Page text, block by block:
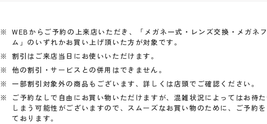
WEBからご予約の上来店いただき、「メガネ一式・レンズ交換・メガネ
ム」のいずれかお買い上げ頂いた方が対象です。
割引はご来店当日にお使いいただけます。
他の割引・サービスとの併用はできません。
一部割引対象外の商品もございます、詳しくは店頭でご確認ください。
ご予約なしで自由にお買い物いただけますが、混雑状況によってはお待
しまう可能性がございますので、スムーズなお買い物のために、ご予約を
ております。